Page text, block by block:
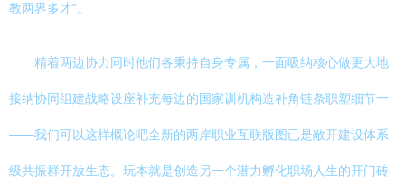
教两界多才”。
精着两边协力同时他们各秉持自身专属，一面吸纳核心做更大地
接纳协同组建战略设座补充每边的国家训机构造补角链条职塑细节一
——我们可以这样概论吧全新的两岸职业互联版图已是敞开建设体系
级共振群开放生态。玩本就是创造另一个潜力孵化职场人生的开门砖